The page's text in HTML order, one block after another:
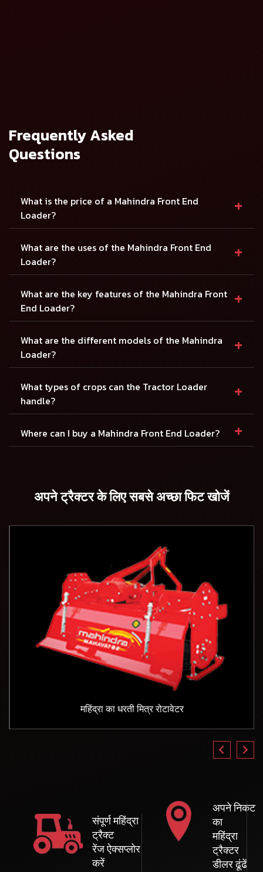
Frequently Asked
Questions
What is the price of a Mahindra Front End
Loader?
+
What are the uses of the Mahindra Front End
Loader?
+
What are the key features of the Mahindra Front
End Loader?
+
What are the different models of the Mahindra
Loader?
+
What types of crops can the Tractor Loader
handle?
+
Where can I buy a Mahindra Front End Loader? +
अपने ट्रैक्टर के लिए सबसे अच्छा फिट खोजें
महिंद्रा का धरती मित्र रोटावेटर
संपूर्ण महिंद्रा
ट्रैक्ट
रेंज ऐक्सप्लोर
करें
अपने निकट
का
महिंद्रा
ट्रैक्टर
डीलर ढूंढें